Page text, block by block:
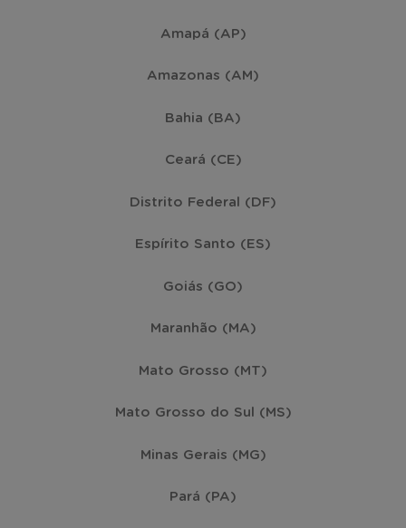
Amapá (AP)
Amazonas (AM)
Bahia (BA)
Ceará (CE)
Distrito Federal (DF)
Espírito Santo (ES)
Goiás (GO)
Maranhão (MA)
Mato Grosso (MT)
Mato Grosso do Sul (MS)
Minas Gerais (MG)
Pará (PA)